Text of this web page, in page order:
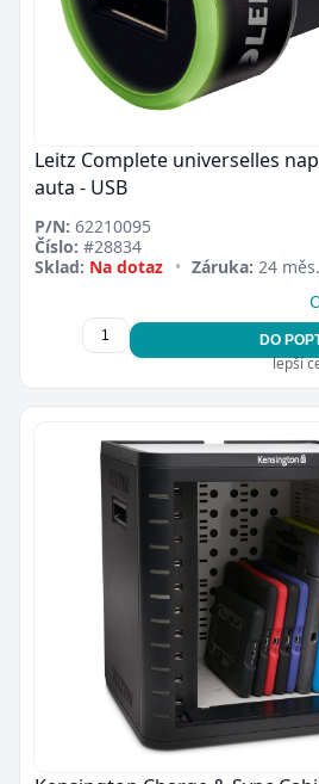
Leitz Complete universelles
auta - USB
P/N: 62210095
Číslo: #28834
Sklad: Na dotaz • Záruka: 24 měs.
DO
lepší